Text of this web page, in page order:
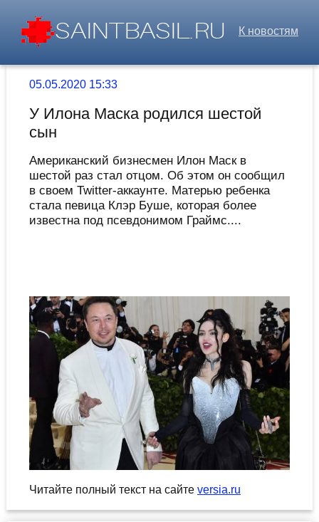
К новостям
05.05.2020 15:33
У Илона Маска родился шестой
сын
Американский бизнесмен Илон Маск в
шестой раз стал отцом. Об этом он сообщил
в своем Twitter-аккаунте. Матерью ребенка
стала певица Клэр Буше, которая более
известна под псевдонимом Граймс....
Читайте полный текст на сайте versia.ru